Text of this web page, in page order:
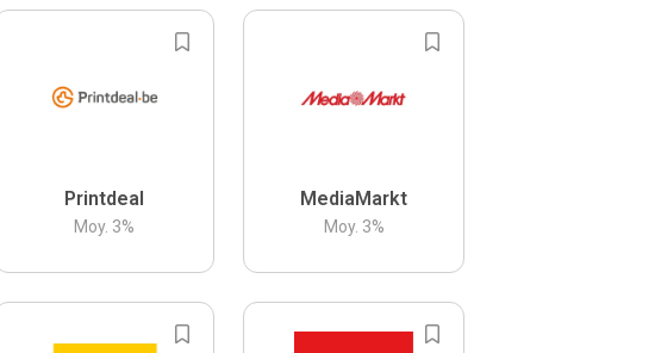
Printdeal
Moy. 3%
MediaMarkt
Moy. 3%